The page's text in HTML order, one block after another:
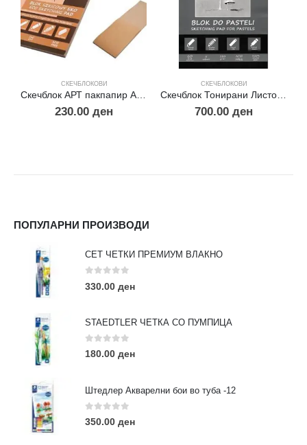
СКЕЧБЛОКОВИ
Скечблок АРТ пакпапир А4 160 гр.
230.00 ден
СКЕЧБЛОКОВИ
Скечблок Тонирани Листови за Пастел А4
700.00 ден
ПОПУЛАРНИ ПРОИЗВОДИ
СЕТ ЧЕТКИ ПРЕМИУМ ВЛАКНО
0 out of 5
330.00 ден
STAEDTLER ЧЕТКА СО ПУМПИЦА
0 out of 5
180.00 ден
Штедлер Акварелни бои во туба -12
0out of 5
350.00 ден